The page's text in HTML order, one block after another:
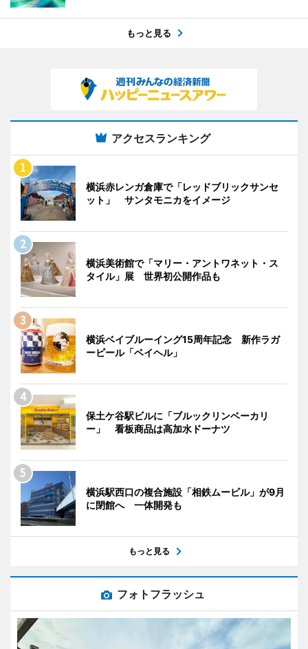
もっと見る
アクセスランキング
横浜赤レンガ倉庫で「レッドブリックサンセ
ット」 サンタモニカをイメージ
横浜美術館で「マリー・アントワネット・ス
タイル」展 世界初公開作品も
横浜ベイブルーイング15周年記念 新作ラガ
ービール「ベイヘル」
保土ケ谷駅ビルに「ブルックリンベーカリ
ー」 看板商品は高加水ドーナツ
横浜駅西口の複合施設「相鉄ムービル」が9月
に閉館へ 一体開発も
もっと見る
フォトフラッシュ